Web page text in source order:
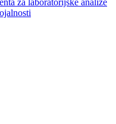
za laboratorijske analize